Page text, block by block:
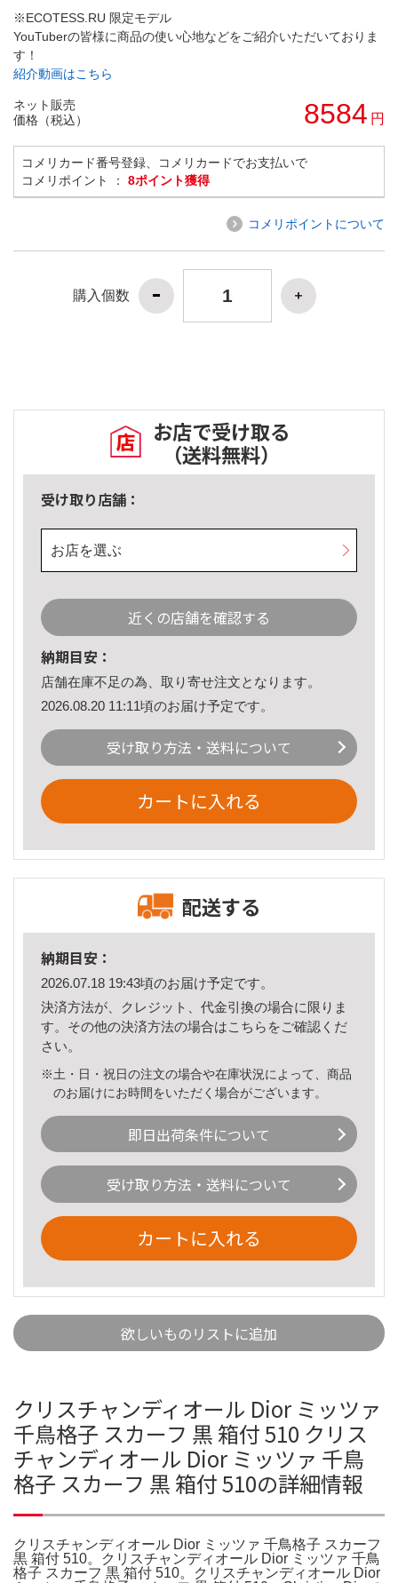
※ECOTESS.RU 限定モデル
YouTuberの皆様に商品の使い心地などをご紹介いただいておりま
す！
紹介動画はこちら
ネット販売
価格（税込）
8584 円
コメリカード番号登録、コメリカードでお支払いで
コメリポイント ： 8ポイント獲得
コメリポイントについて
購入個数
お店で受け取る
（送料無料）
受け取り店舗：
お店を選ぶ
近くの店舗を確認する
納期目安：
店舗在庫不足の為、取り寄せ注文となります。
2026.08.20 11:11頃のお届け予定です。
受け取り方法・送料について
カートに入れる
配送する
納期目安：
2026.07.18 19:43頃のお届け予定です。
決済方法が、クレジット、代金引換の場合に限りま
す。その他の決済方法の場合はこちら をご確認くだ
さい。
※土・日・祝日の注文の場合や在庫状況によって、商品
のお届けにお時間をいただく場合がございます。
即日出荷条件について
受け取り方法・送料について
カートに入れる
欲しいものリストに追加
クリスチャンディオール Dior ミッツァ
千鳥格子 スカーフ 黒 箱付 510 クリス
チャンディオール Dior ミッツァ 千鳥
格子 スカーフ 黒 箱付 510の詳細情報
クリスチャンディオール Dior ミッツァ 千鳥格子 スカーフ
黒 箱付 510。クリスチャンディオール Dior ミッツァ 千鳥
格子 スカーフ 黒 箱付 510。クリスチャンディオール Dior